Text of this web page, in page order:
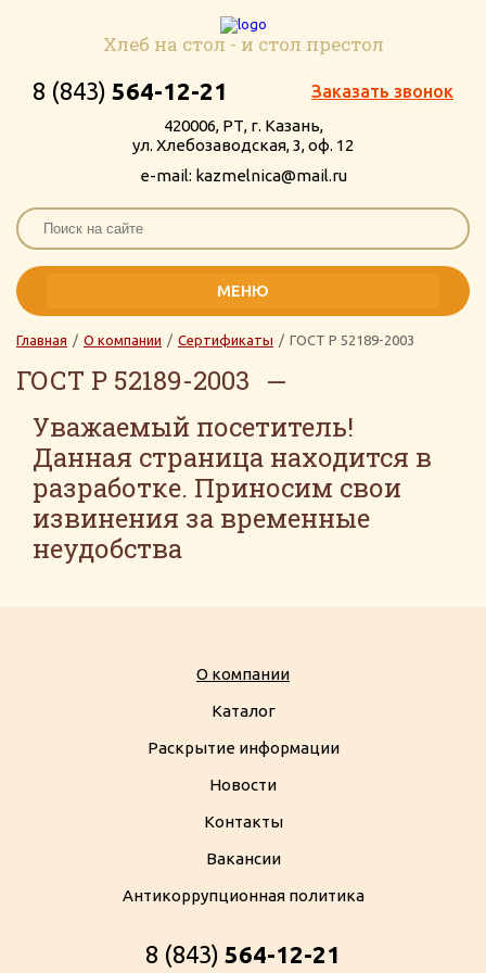
Хлеб на стол - и стол престол
8 (843) 564-12-21 Заказать звонок
420006, РТ, г. Казань,
ул. Хлебозаводская, 3, оф. 12
e-mail: kazmelnica@mail.ru
МЕНЮ
Главная / О компании / Сертификаты / ГОСТ Р 52189-2003
ГОСТ Р 52189-2003
Уважаемый посетитель!
Данная страница находится в
разработке. Приносим свои
извинения за временные
неудобства
О компании
Каталог
Раскрытие информации
Новости
Контакты
Вакансии
Антикоррупционная политика
8 (843) 564-12-21